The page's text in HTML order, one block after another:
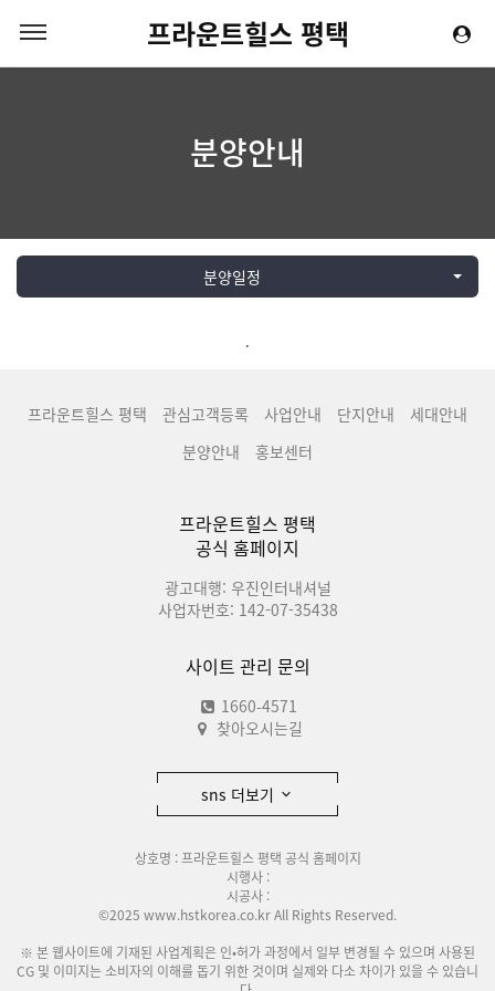
프라운트힐스 평택
분양안내
분양일정
.
프라운트힐스 평택 관심고객등록 사업안내 단지안내
세대안내
분양안내
홍보센터
프라운트힐스 평택
공식 홈페이지
광고대행: 우진인터내셔널
사업자번호: 142-07-35438
사이트 관리 문의
1660-4571
찾아오시는길
sns 더보기
상호명 : 프라운트힐스 평택 공식 홈페이지
시행사 :
시공사 :
©2025 www.hstkorea.co.kr All Rights Reserved.
※ 본 웹사이트에 기재된 사업계획은 인•허가 과정에서 일부 변경될 수 있으며 사용된
CG 및 이미지는 소비자의 이해를 돕기 위한 것이며 실제와 다소 차이가 있을 수 있습니